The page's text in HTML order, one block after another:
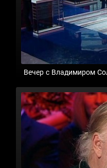
Вечер с Владимиром